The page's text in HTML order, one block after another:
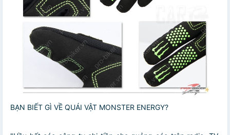
BẠN BIẾT GÌ VỀ QUÁI VẬT MONSTER ENERGY?